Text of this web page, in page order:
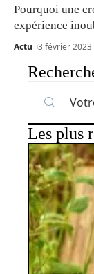
Pourquoi une
expérience
Actu 3 février 2023
Les plus